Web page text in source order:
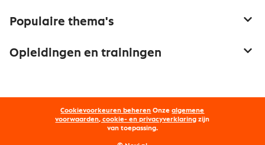
Netwerk en communities
Word lid van Nevi
Nevi PMI®
Populaire thema's
Onderhandelen
Opleidingen en trainingen
Opleidingen
Maatwerk
Cookievoorkeuren beheren Onzealgemene
voorwaarden, cookie- en privacyverklaring zijn
van toepassing.